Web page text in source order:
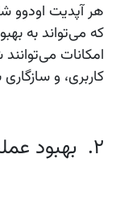
هر آپدیت اودوو
که می‌تواند به
امکانات
کاربری، و سازگاری
2. بهبود عملکرد و سرعت